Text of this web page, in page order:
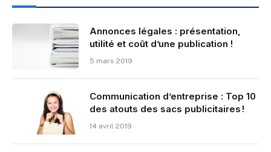
Annonces légales : présentation,
utilité et coût d’une publication !
5 mars 2019
Communication d’entreprise : Top 10
des atouts des sacs publicitaires !
14 avril 2019